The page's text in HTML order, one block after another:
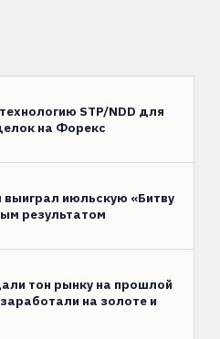
STP/NDD для
на Форекс
июльскую «Битву
результатом
тон рынку на прошлой
на золоте и